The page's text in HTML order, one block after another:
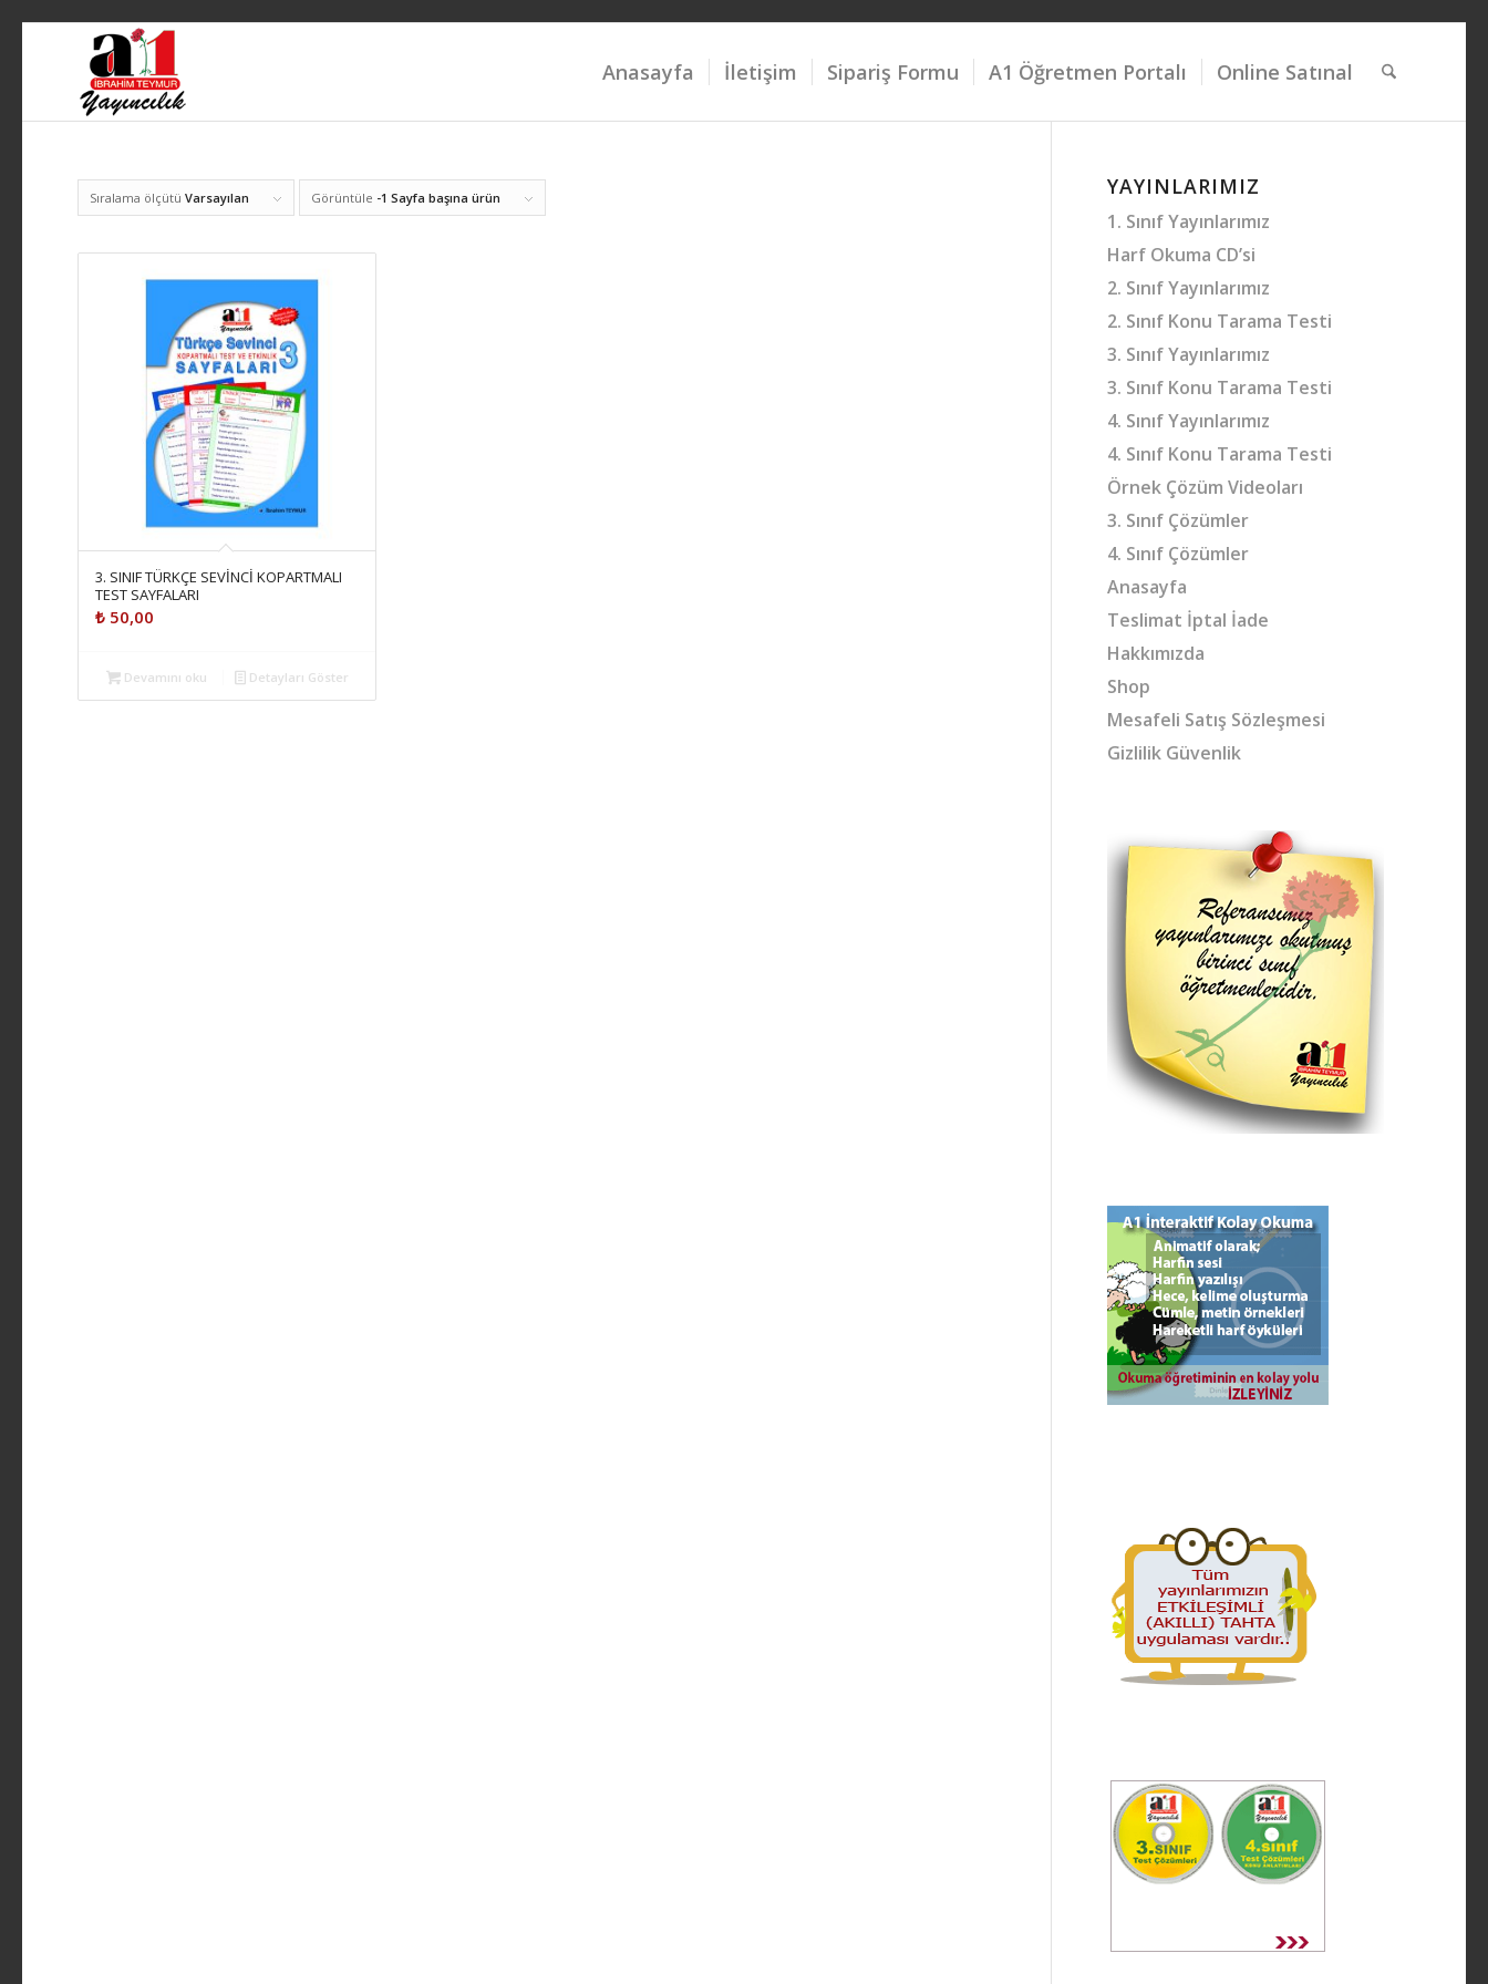
Anasayfa İletişim Sipariş Formu A1 Öğretmen Portalı Online Satınal
Sıralama ölçütü Varsayılan Görüntüle -1 Sayfa başına ürün
3. SINIF TÜRKÇE SEVİNCİ KOPARTMALI
TEST SAYFALARI
₺ 50,00
Devamını oku Detayları Göster
YAYINLARIMIZ
1. Sınıf Yayınlarımız
Harf Okuma CD’si
2. Sınıf Yayınlarımız
2. Sınıf Konu Tarama Testi
3. Sınıf Yayınlarımız
3. Sınıf Konu Tarama Testi
4. Sınıf Yayınlarımız
4. Sınıf Konu Tarama Testi
Örnek Çözüm Videoları
3. Sınıf Çözümler
4. Sınıf Çözümler
Anasayfa
Teslimat İptal İade
Hakkımızda
Shop
Mesafeli Satış Sözleşmesi
Gizlilik Güvenlik